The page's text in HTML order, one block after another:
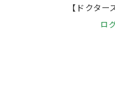
【ドクタ
ロ